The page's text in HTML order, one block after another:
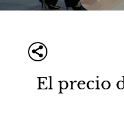
El precio